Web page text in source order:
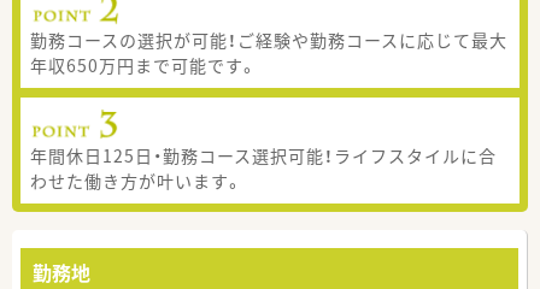
勤務コースの選択が可能！ご経験や勤務コースに応じて最大
年収650万円まで可能です。
年間休日125日・勤務コース選択可能！ライフスタイルに合
わせた働き方が叶います。
勤務地